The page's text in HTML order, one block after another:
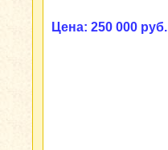
Цена: 250 000 руб.